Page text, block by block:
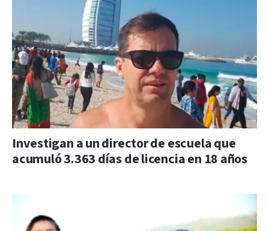
Investigan a un director de escuela que
acumuló 3.363 días de licencia en 18 años